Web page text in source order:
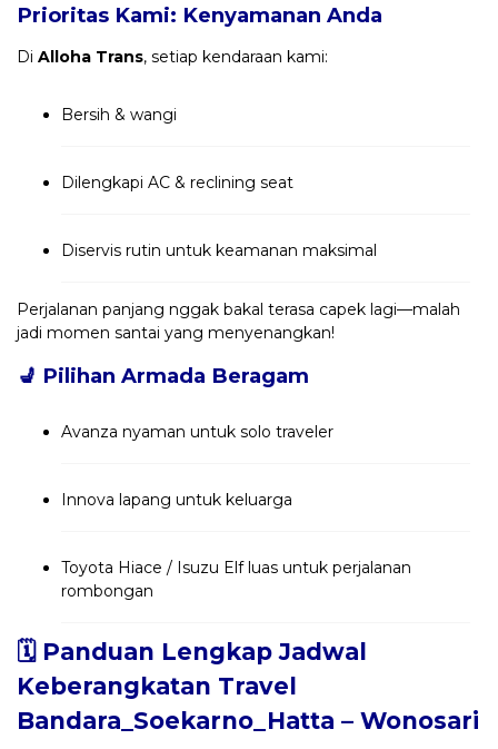
Prioritas Kami: Kenyamanan Anda
Di Alloha Trans, setiap kendaraan kami:
Bersih & wangi
Dilengkapi AC & reclining seat
Diservis rutin untuk keamanan maksimal
Perjalanan panjang nggak bakal terasa capek lagi—malah
jadi momen santai yang menyenangkan!
💺 Pilihan Armada Beragam
Avanza nyaman untuk solo traveler
Innova lapang untuk keluarga
Toyota Hiace / Isuzu Elf luas untuk perjalanan
rombongan
🗓️ Panduan Lengkap Jadwal
Keberangkatan Travel
Bandara_Soekarno_Hatta – Wonosari